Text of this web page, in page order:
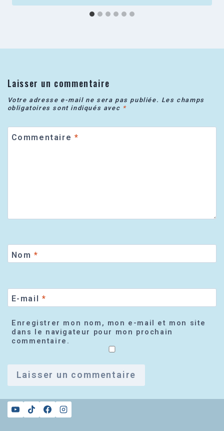
Laisser un commentaire
Votre adresse e-mail ne sera pas publiée. Les champs
obligatoires sont indiqués avec *
Commentaire *
Nom *
E-mail *
Enregistrer mon nom, mon e-mail et mon site
dans le navigateur pour mon prochain
commentaire.